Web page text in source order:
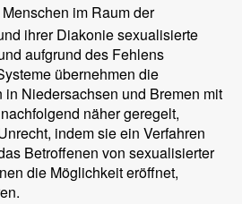
im Raum der
ihrer Diakonie sexualisierte
aufgrund des Fehlens
übernehmen die
Niedersachsen und Bremen mit
näher geregelt,
indem sie ein Verfahren
Betroffenen von sexualisierter
die Möglichkeit eröffnet,